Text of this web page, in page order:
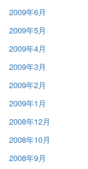
2009年6月
2009年5月
2009年4月
2009年3月
2009年2月
2009年1月
2008年12月
2008年10月
2008年9月